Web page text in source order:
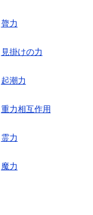
膂力
見掛けの力
起潮力
重力相互作用
霊力
魔力